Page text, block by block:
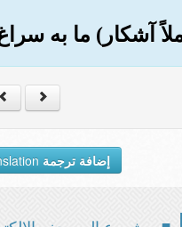
إضافة ترجمة